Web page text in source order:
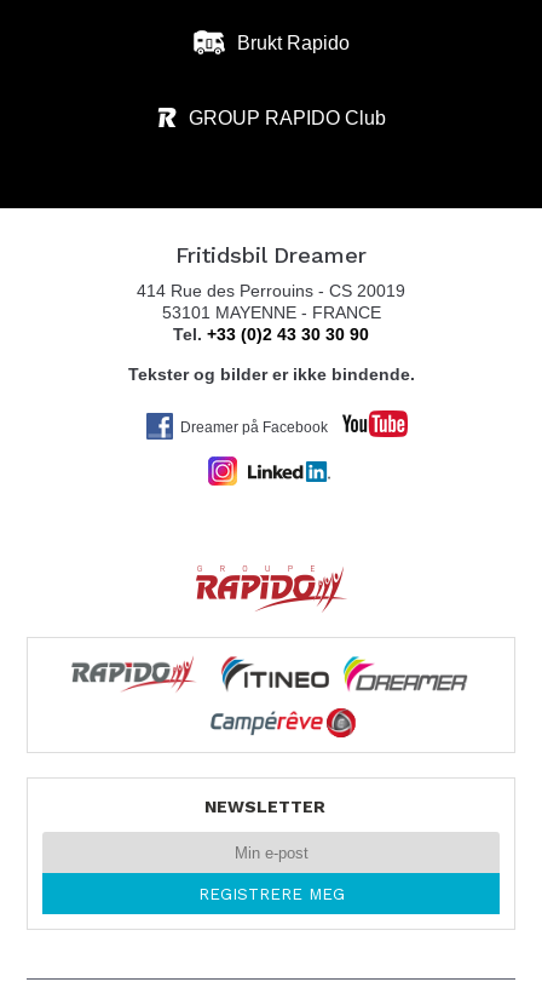
Brukt Rapido
GROUP RAPIDO Club
Fritidsbil Dreamer
414 Rue des Perrouins - CS 20019
53101 MAYENNE - FRANCE
Tel. +33 (0)2 43 30 30 90
Tekster og bilder er ikke bindende.
Dreamer på Facebook
NEWSLETTER